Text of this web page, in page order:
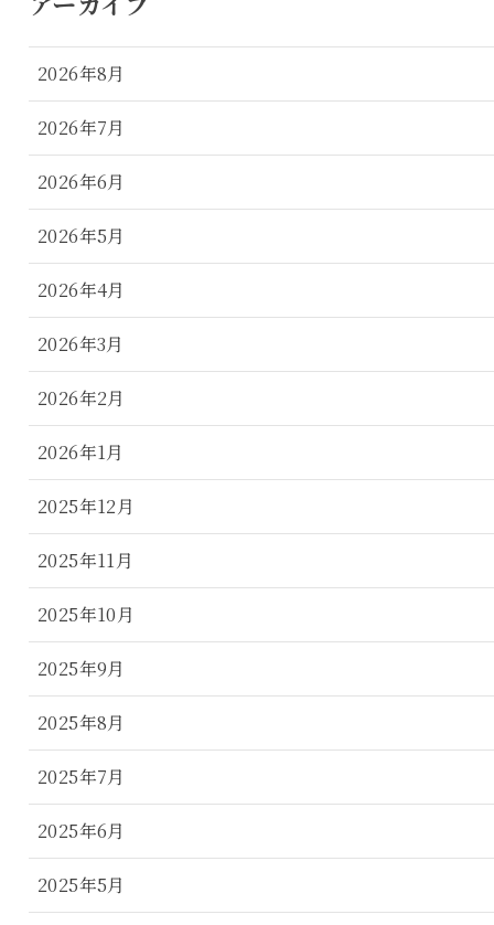
2026年8月
2026年7月
2026年6月
2026年5月
2026年4月
2026年3月
2026年2月
2026年1月
2025年12月
2025年11月
2025年10月
2025年9月
2025年8月
2025年7月
2025年6月
2025年5月